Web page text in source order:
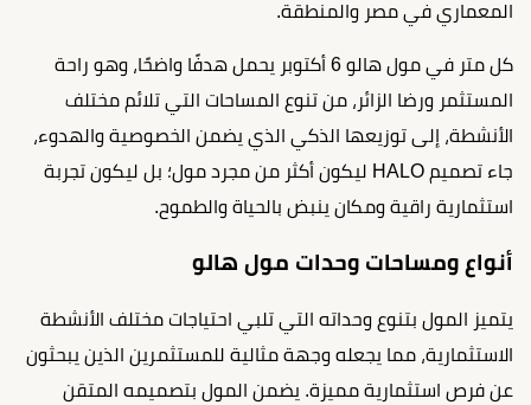
المعماري في مصر والمنطقة.
كل متر في مول هالو 6 أكتوبر يحمل هدفًا واضحًا، وهو راحة
المستثمر ورضا الزائر، من تنوع المساحات التي تلائم مختلف
الأنشطة، إلى توزيعها الذكي الذي يضمن الخصوصية والهدوء،
جاء تصميم HALO ليكون أكثر من مجرد مول؛ بل ليكون تجربة
استثمارية راقية ومكان ينبض بالحياة والطموح.
أنواع ومساحات وحدات مول هالو
يتميز المول بتنوع وحداته التي تلبي احتياجات مختلف الأنشطة
الاستثمارية، مما يجعله وجهة مثالية للمستثمرين الذين يبحثون
عن فرص استثمارية مميزة. يضمن المول بتصميمه المتقن